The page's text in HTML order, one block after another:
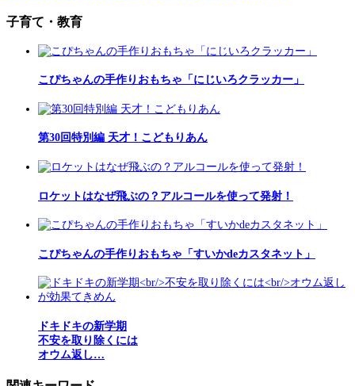
子育て・教育
こぴちゃんの手作りおもちゃ「にじいろクラッカー」
第30回特別編 天才！こどもりあん
ロケットはなぜ飛ぶの？アルコールを使って発射！
こぴちゃんの手作りおもちゃ「すいかdeカスタネット」
ドキドキの新学期
不安を取り除くには
オウム返し…